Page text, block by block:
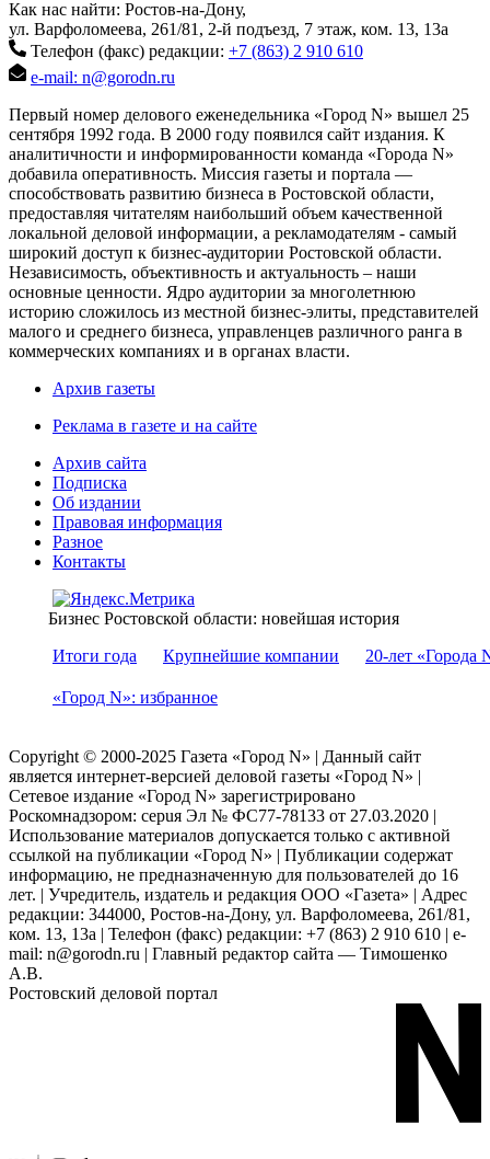
Как нас найти: Ростов-на-Дону,
ул. Варфоломеева, 261/81, 2-й подъезд, 7 этаж, ком. 13, 13а
Телефон (факс) редакции: +7 (863) 2 910 610
e-mail: n@gorodn.ru
Первый номер делового еженедельника «Город N» вышел 25
сентября 1992 года. В 2000 году появился сайт издания. К
аналитичности и информированности команда «Города N»
добавила оперативность. Миссия газеты и портала —
способствовать развитию бизнеса в Ростовской области,
предоставляя читателям наибольший объем качественной
локальной деловой информации, а рекламодателям - самый
широкий доступ к бизнес-аудитории Ростовской области.
Независимость, объективность и актуальность – наши
основные ценности. Ядро аудитории за многолетнюю
историю сложилось из местной бизнес-элиты, представителей
малого и среднего бизнеса, управленцев различного ранга в
коммерческих компаниях и в органах власти.
Архив газеты
Реклама в газете и на сайте
Архив сайта
Подписка
Об издании
Правовая информация
Разное
Контакты
Бизнес Ростовской области: новейшая история
Итоги года
Крупнейшие компании 20-лет «Города
«Город N»: избранное
Copyright © 2000-2025 Газета «Город N» | Данный сайт
является интернет-версией деловой газеты «Город N» |
Сетевое издание «Город N» зарегистрировано
Роскомнадзором: серuя Эл № ФС77-78133 от 27.03.2020 |
Использование материалов допускается только с активной
ссылкой на публикации «Город N» | Публикации содержат
информацию, не предназначенную для пользователей до 16
лет. | Учредитель, издатель и редакция ООО «Газета» | Адрес
редакции: 344000, Ростов-на-Дону, ул. Варфоломеева, 261/81,
ком. 13, 13а | Телефон (факс) редакции: +7 (863) 2 910 610 | e-
mail: n@gorodn.ru | Главный редактор сайта — Тимошенко
А.В.
Ростовский деловой портал